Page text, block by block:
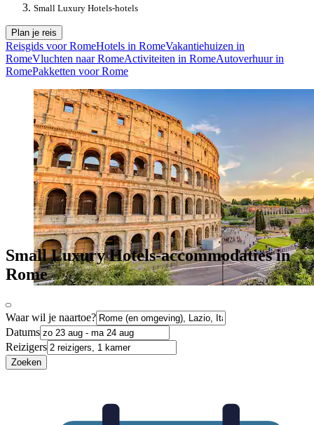
Small Luxury Hotels-hotels
Plan je reis
Reisgids voor RomeHotels in RomeVakantiehuizen in
RomeVluchten naar RomeActiviteiten in RomeAutoverhuur in
RomePakketten voor Rome
Small Luxury Hotels-accommodaties in
Rome
Waar wil je naartoe?
Datums
Reizigers
Zoeken